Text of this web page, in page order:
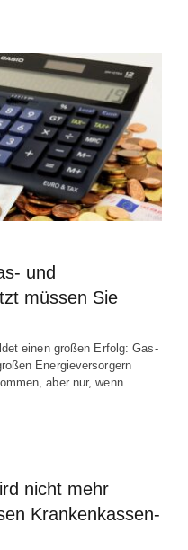
und
müssen Sie
einen großen Erfolg: Gas-
Energieversorgern
aber nur, wenn…
nicht mehr
Krankenkassen-